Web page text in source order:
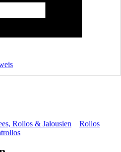
Rollos & Jalousien
Rollos